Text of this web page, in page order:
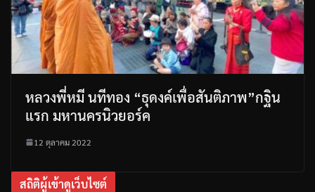
หลวงพี่หมี นทีทอง “ธุดงค์เพื่อสันติภาพ”กฐิน
แรก มหานครนิวยอร์ค
12 ตุลาคม 2022
สถิติผู้เข้าดูเว็บไซต์